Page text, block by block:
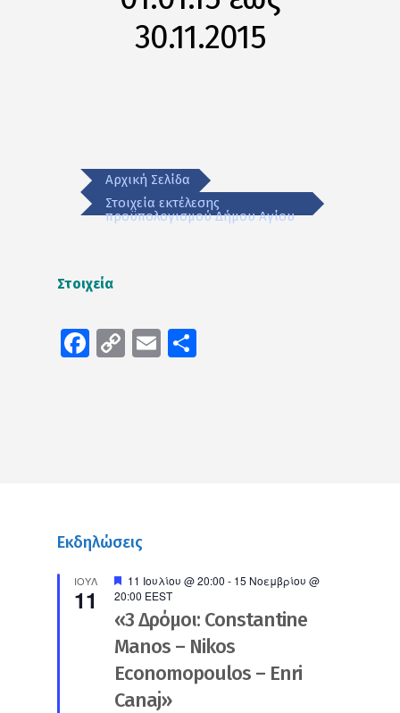
30.11.2015
Αρχική Σελίδα
Στοιχεία εκτέλεσης
προϋπολογισμού Δήμου Αγίου
Στοιχεία
Facebook
CopyEmail
Εκδηλώσεις
ΙΟΎΛ
11
Προτεινόμενο
11 Ιουλίου @ 20:00 - 15 Νοεμβρίου @
20:00 EEST
«3 Δρόμοι: Constantine
Manos – Nikos
Economopoulos – Enri
Canaj»